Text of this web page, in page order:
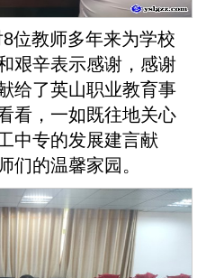
位教师多年来为学校
艰辛表示感谢，感谢
给了英山职业教育事
看，一如既往地关心
中专的发展建言献
们的温馨家园。